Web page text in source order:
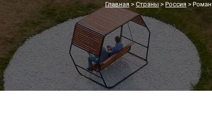
Главная > Страны >Россия >